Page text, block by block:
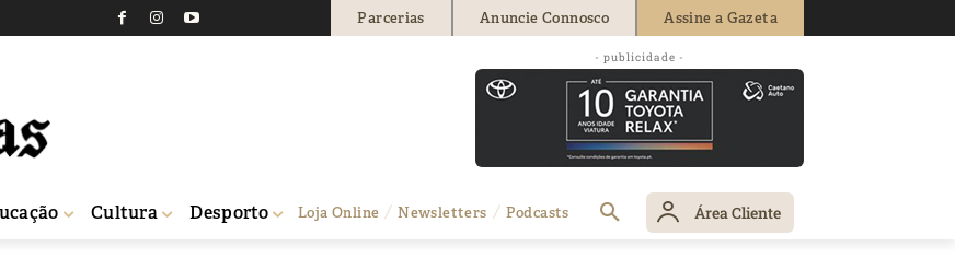
Parcerias Anuncie Connosco Assine a Gazeta
- publicidade -
Cultura Desporto Loja Online Newsletters Podcasts Área Cliente
do Grupo Motard São Rafael